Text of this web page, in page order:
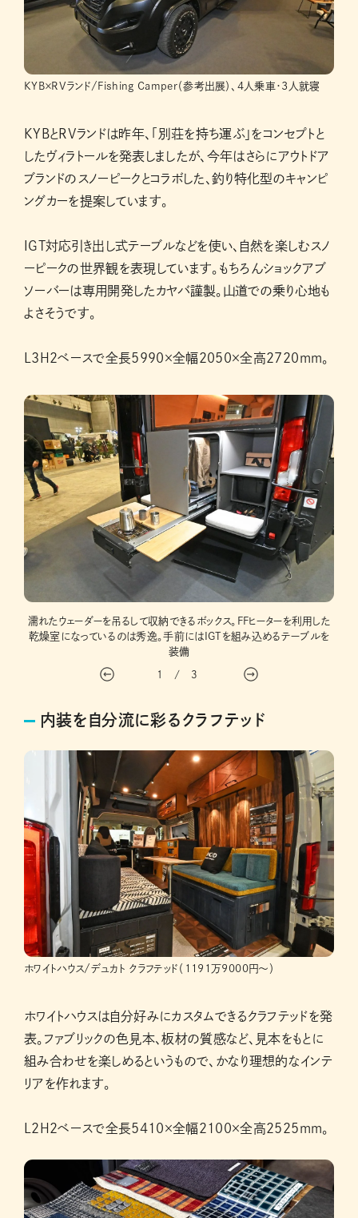
KYB×RVランド/Fishing Camper（参考出展）、4人乗車・3人就寝
KYBとRVランドは昨年、「別荘を持ち運ぶ」をコンセプトと
したヴィラトールを発表しましたが、今年はさらにアウトドア
ブランドのスノーピークとコラボした、釣り特化型のキャンピ
ングカーを提案しています。
IGT対応引き出し式テーブルなどを使い、自然を楽しむスノ
ーピークの世界観を表現しています。もちろんショックアブ
ソーバーは専用開発したカヤバ謹製。山道での乗り心地も
よさそうです。
L3H2ベースで全長5990×全幅2050×全高2720mm。
濡れたウェーダーを吊るして収納できるボックス。FFヒーターを利用した
乾燥室になっているのは秀逸。手前にはIGTを組み込めるテーブルを
装備
1 / 3
内装を自分流に彩るクラフテッド
ホワイトハウス/デュカト クラフテッド（1191万9000円〜）
ホワイトハウスは自分好みにカスタムできるクラフテッドを発
表。ファブリックの色見本、板材の質感など、見本をもとに
組み合わせを楽しめるというもので、かなり理想的なインテ
リアを作れます。
L2H2ベースで全長5410×全幅2100×全高2525mm。